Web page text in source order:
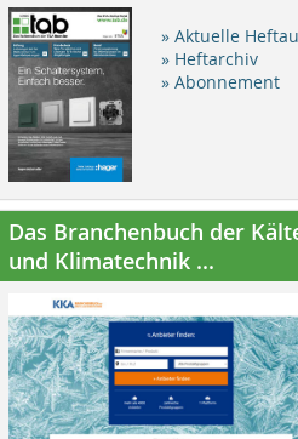
» Aktuelle
» Heftarchiv
» Abonnement
Das Branchenbuch der
und Klimatechnik ...